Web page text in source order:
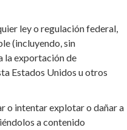
ley o regulación federal,
(incluyendo, sin
la exportación de
Estados Unidos u otros
o intentar explotar o dañar a
a contenido